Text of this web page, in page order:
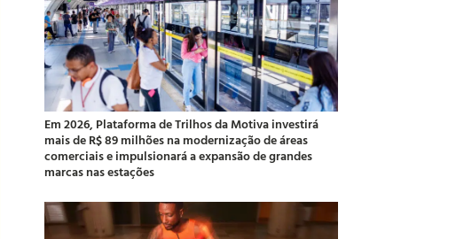
Em 2026, Plataforma de Trilhos da Motiva investirá
mais de R$ 89 milhões na modernização de áreas
comerciais e impulsionará a expansão de grandes
marcas nas estações